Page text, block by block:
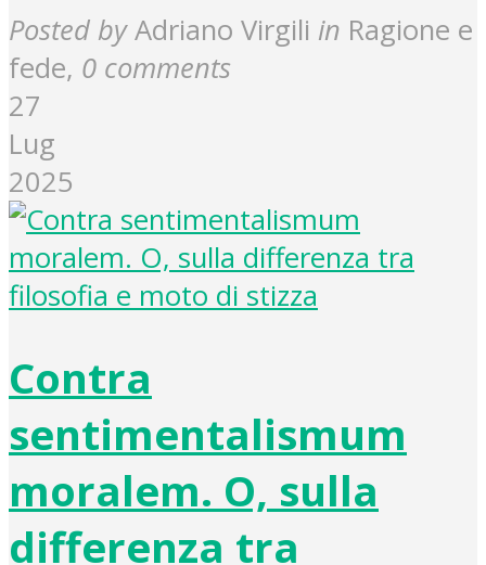
Posted by Adriano Virgili in Ragione e
fede, 0 comments
27
Lug
2025
Contra
sentimentalismum
moralem. O, sulla
differenza tra